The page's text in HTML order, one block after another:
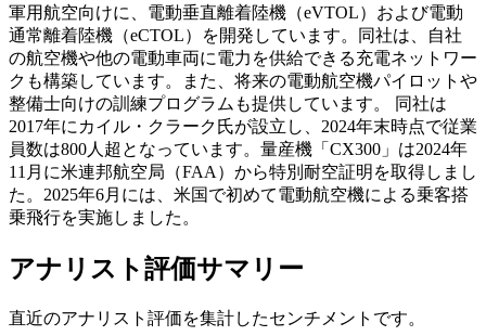
軍用航空向けに、電動垂直離着陸機（eVTOL）および電動
通常離着陸機（eCTOL）を開発しています。同社は、自社
の航空機や他の電動車両に電力を供給できる充電ネットワー
クも構築しています。また、将来の電動航空機パイロットや
整備士向けの訓練プログラムも提供しています。 同社は
2017年にカイル・クラーク氏が設立し、2024年末時点で従業
員数は800人超となっています。量産機「CX300」は2024年
11月に米連邦航空局（FAA）から特別耐空証明を取得しまし
た。2025年6月には、米国で初めて電動航空機による乗客搭
乗飛行を実施しました。
アナリスト評価サマリー
直近のアナリスト評価を集計したセンチメントです。